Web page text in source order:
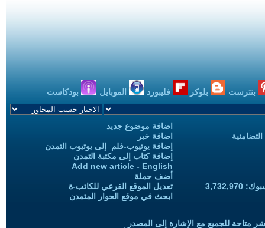
بنترست بلوكر فليبورد الموبايل بودكاست
اضافة موضوع جديد
اضافة خبر
إضافة يوتيوب-فلم إلى يوتيوب التمدن
إضافة كتاب إلى مكتبة التمدن
Add new article - English
أضف حملة
تعديل الموقع الفرعي للكاتب-ة
ابحث في موقع الحوار المتمدن
متاحة للجميع مع الإشارة إلى المصدر